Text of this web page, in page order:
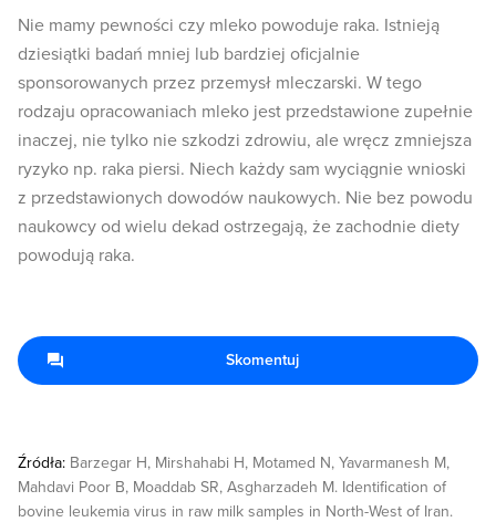
Nie mamy pewności czy mleko powoduje raka. Istnieją
dziesiątki badań mniej lub bardziej oficjalnie
sponsorowanych przez przemysł mleczarski. W tego
rodzaju opracowaniach mleko jest przedstawione zupełnie
inaczej, nie tylko nie szkodzi zdrowiu, ale wręcz zmniejsza
ryzyko np. raka piersi. Niech każdy sam wyciągnie wnioski
z przedstawionych dowodów naukowych. Nie bez powodu
naukowcy od wielu dekad ostrzegają, że zachodnie diety
powodują raka.
Źródła: Barzegar H, Mirshahabi H, Motamed N, Yavarmanesh M,
Mahdavi Poor B, Moaddab SR, Asgharzadeh M. Identification of
bovine leukemia virus in raw milk samples in North-West of Iran.
Skomentuj